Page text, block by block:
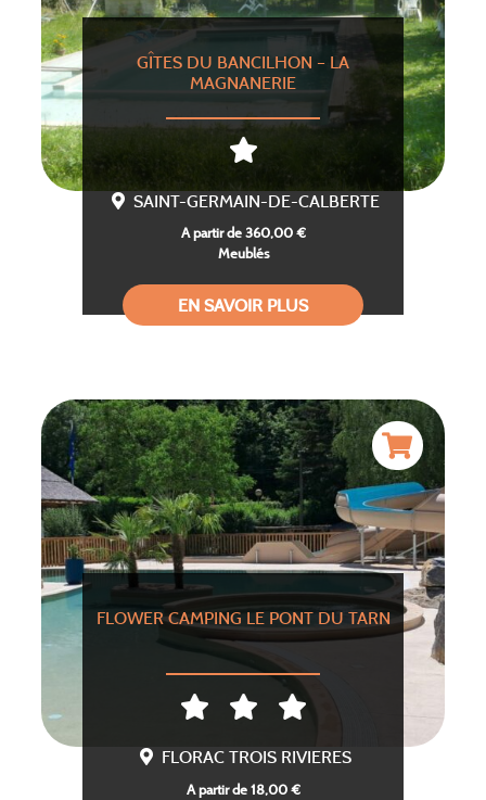
GÎTES DU BANCILHON – LA
MAGNANERIE
SAINT-GERMAIN-DE-CALBERTE
A partir de 360,00 €
Meublés
EN SAVOIR PLUS
FLOWER CAMPING LE PONT DU TARN
FLORAC TROIS RIVIERES
A partir de 18,00 €